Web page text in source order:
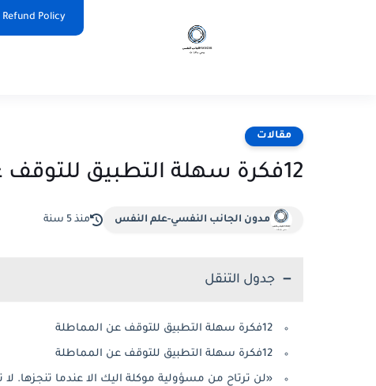
Refund Policy
مقالات
12فكرة سهلة التطبيق للتوقف عن المماطلة
مدون الجانب النفسي-علم النفس منذ 5 سنة
جدول التنقل
12فكرة سهلة التطبيق للتوقف عن المماطلة
12فكرة سهلة التطبيق للتوقف عن المماطلة
«لن ترتاح من مسؤولية موكلة اليك الا عندما تنجزها.‏